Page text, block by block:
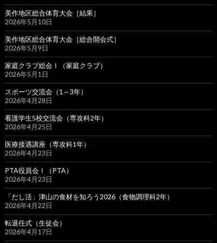
美作地区総合体育大会［結果］
2026年5月10日
美作地区総合体育大会［総合開会式］
2026年5月9日
家庭クラブ総会Ⅰ（家庭クラブ）
2026年5月1日
スポーツ交流会（1～3年）
2026年4月28日
看護学生5校交流会（専攻科2年）
2026年4月25日
医療接遇講座（専攻科1年）
2026年4月23日
PTA役員会Ⅰ（PTA）
2026年4月23日
「だし活」津山の食材を知ろう2026（食物調理科2年）
2026年4月22日
転退任式（生徒会）
2026年4月17日